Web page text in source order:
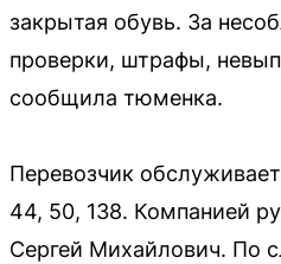
закрытая обувь. За
проверки, штрафы,
сообщила тюменка.
Перевозчик
44, 50, 138. Компанией
Сергей Михайлович. По